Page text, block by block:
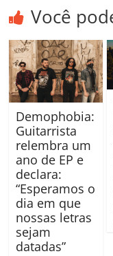
Você
Demophobia:
Guitarrista
relembra um
ano de EP e
declara:
“Esperamos o
dia em que
nossas letras
sejam
datadas”